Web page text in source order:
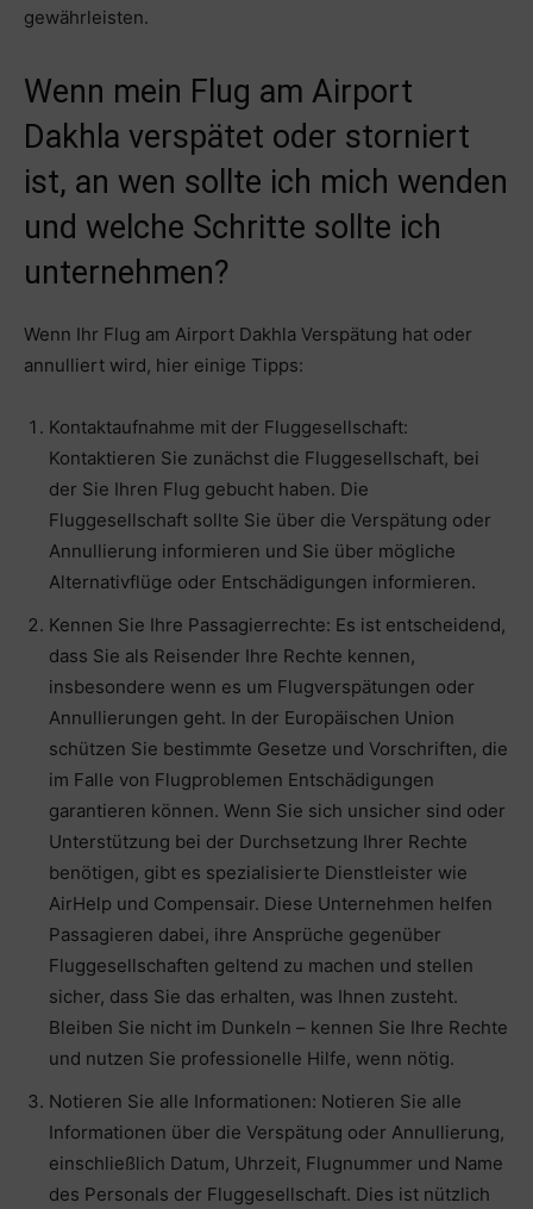
gewährleisten.
Wenn mein Flug am Airport
Dakhla verspätet oder storniert
ist, an wen sollte ich mich wenden
und welche Schritte sollte ich
unternehmen?
Wenn Ihr Flug am Airport Dakhla Verspätung hat oder
annulliert wird, hier einige Tipps:
Kontaktaufnahme mit der Fluggesellschaft:
Kontaktieren Sie zunächst die Fluggesellschaft, bei
der Sie Ihren Flug gebucht haben. Die
Fluggesellschaft sollte Sie über die Verspätung oder
Annullierung informieren und Sie über mögliche
Alternativflüge oder Entschädigungen informieren.
Kennen Sie Ihre Passagierrechte: Es ist entscheidend,
dass Sie als Reisender Ihre Rechte kennen,
insbesondere wenn es um Flugverspätungen oder
Annullierungen geht. In der Europäischen Union
schützen Sie bestimmte Gesetze und Vorschriften, die
im Falle von Flugproblemen Entschädigungen
garantieren können. Wenn Sie sich unsicher sind oder
Unterstützung bei der Durchsetzung Ihrer Rechte
benötigen, gibt es spezialisierte Dienstleister wie
AirHelp und Compensair. Diese Unternehmen helfen
Passagieren dabei, ihre Ansprüche gegenüber
Fluggesellschaften geltend zu machen und stellen
sicher, dass Sie das erhalten, was Ihnen zusteht.
Bleiben Sie nicht im Dunkeln – kennen Sie Ihre Rechte
und nutzen Sie professionelle Hilfe, wenn nötig.
Notieren Sie alle Informationen: Notieren Sie alle
Informationen über die Verspätung oder Annullierung,
einschließlich Datum, Uhrzeit, Flugnummer und Name
des Personals der Fluggesellschaft. Dies ist nützlich